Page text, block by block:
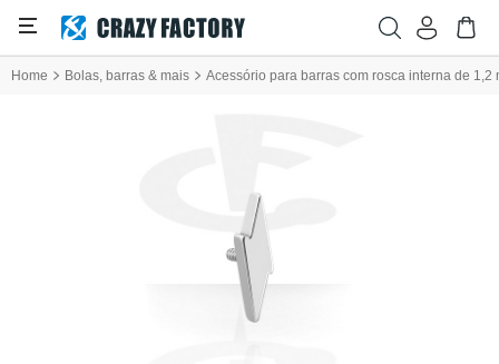
Home Bolas, barras & mais Acessório para barras com rosca interna de